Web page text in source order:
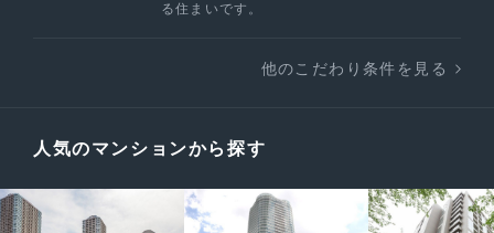
る住まいです。
他のこだわり条件を見る
人気のマンションから探す